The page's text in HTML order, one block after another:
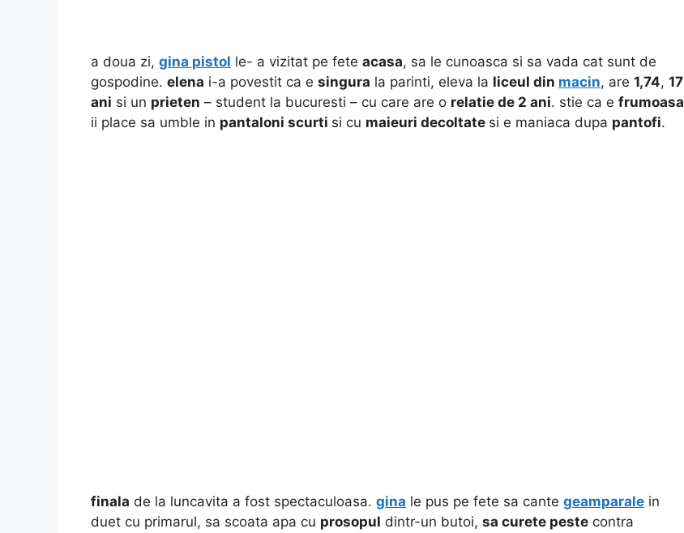
a doua zi, gina pistol le- a vizitat pe fete acasa, sa le cunoasca si sa vada cat sunt de
gospodine. elena i-a povestit ca e singura la parinti, eleva la liceul din macin, are 1,74, 17
ani si un prieten – student la bucuresti – cu care are o relatie de 2 ani. stie ca e frumoasa
ii place sa umble in pantaloni scurti si cu maieuri decoltate si e maniaca dupa pantofi.
finala de la luncavita a fost spectaculoasa. gina le pus pe fete sa cante geamparale in
duet cu primarul, sa scoata apa cu prosopul dintr-un butoi, sa curete peste contra